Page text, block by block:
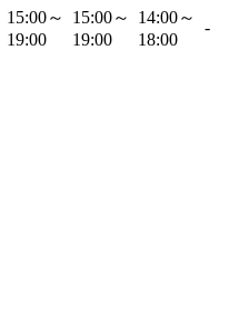
15:00～
19:00
15:00～
19:00
14:00～
18:00
-